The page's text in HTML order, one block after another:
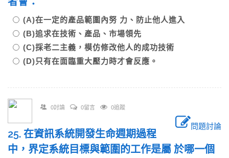
(A)在一定的產品範圍內努 力、防止他人進入
(B)追求在技術、產品、市場領先
(C)採老二主義，模仿修改他人的成功技術
(D)只有在面臨重大壓力時才會反應。
0討論 0留言 0追蹤
問題討論
25. 在資訊系統開發生命週期過程
中，界定系統目標與範圍的工作是屬 於哪一個